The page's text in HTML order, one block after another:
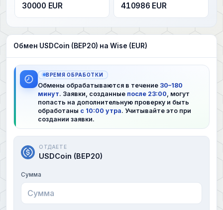
30000 EUR 410986 EUR
Обмен USDCoin (BEP20) на Wise (EUR)
ВРЕМЯ ОБРАБОТКИ
Обмены обрабатываются в течение 30–180
минут. Заявки, созданные после 23:00 , могут
попасть на дополнительную проверку и быть
обработаны с 10:00 утра. Учитывайте это при
создании заявки.
ОТДАЕТЕ
USDCoin (BEP20)
Сумма